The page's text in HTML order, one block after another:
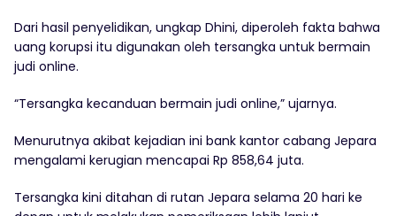
Dari hasil penyelidikan, ungkap Dhini, diperoleh fakta bahwa
uang korupsi itu digunakan oleh tersangka untuk bermain
judi online.
“Tersangka kecanduan bermain judi online,” ujarnya.
Menurutnya akibat kejadian ini bank kantor cabang Jepara
mengalami kerugian mencapai Rp 858,64 juta.
Tersangka kini ditahan di rutan Jepara selama 20 hari ke